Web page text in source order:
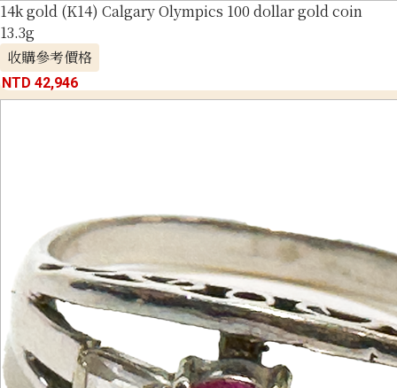
14k gold (K14) Calgary Olympics 100 dollar gold coin
13.3g
收購參考價格
NTD 42,946